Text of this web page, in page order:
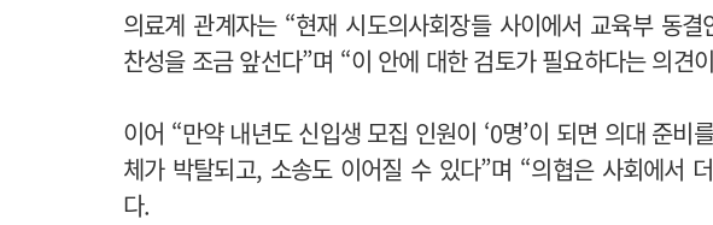
의료계 관계자는 “현재 시도의사회장들 사이에서 교육부 동
찬성을 조금 앞선다”며 “이 안에 대한 검토가 필요하다는 의견
이어 “만약 내년도 신입생 모집 인원이 ‘0명’이 되면 의대 준비
체가 박탈되고, 소송도 이어질 수 있다”며 “의협은 사회에서
다.